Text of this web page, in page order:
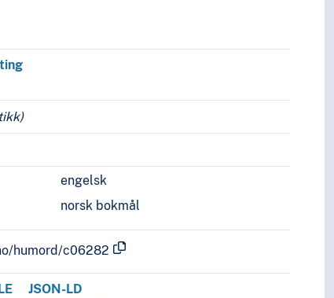
engelsk
norsk bokmål
humord/c06282
JSON-LD